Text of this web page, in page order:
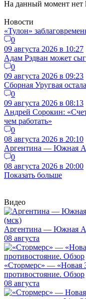
На данный момент нет
Новости
«Тулон»
0
09 августа 2026 в 10:27
Адам Рэдван может
0
09 августа 2026 в 09:23
Сборная Уругвая
0
09 августа 2026 в 08:13
Андрей Сорокин:
чем работать»
0
08 августа 2026 в 20:10
Аргентина — Южная
0
08 августа 2026 в 20:00
Показать больше
Видео
Аргентина — Южная
08 августа
«Стормерс» — «Новая
противостояние. Обзор
08 августа